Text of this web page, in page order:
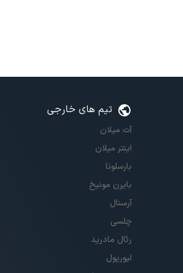
تیم های خارجی
آث میلان
اینتر میلان
بارسلونا
بایرن مونیخ
آرسنال
چلسی
رئال مادرید
لیورپول